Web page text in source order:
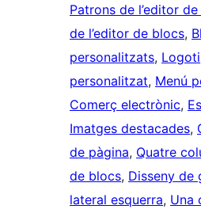
Patrons de l’editor
de l’editor de blocs,
personalitzats,
personalitzat, Menú
Comerç electrònic,
Imatges destacades,
de pàgina, Quatre
de blocs, Disseny de
lateral esquerra, Una